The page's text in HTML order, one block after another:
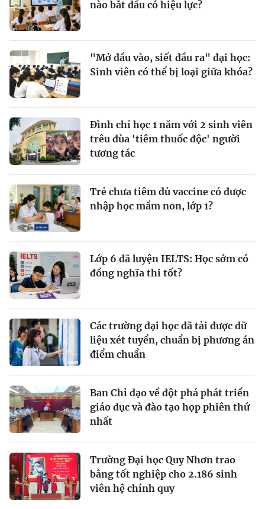
nào bắt đầu có hiệu lực?
"Mở đầu vào, siết đầu ra" đại học:
Sinh viên có thể bị loại giữa khóa?
Đình chỉ học 1 năm với 2 sinh viên
trêu đùa 'tiêm thuốc độc' người
tương tác
Trẻ chưa tiêm đủ vaccine có được
nhập học mầm non, lớp 1?
Lớp 6 đã luyện IELTS: Học sớm có
đồng nghĩa thi tốt?
Các trường đại học đã tải được dữ
liệu xét tuyển, chuẩn bị phương án
điểm chuẩn
Ban Chỉ đạo về đột phá phát triển
giáo dục và đào tạo họp phiên thứ
nhất
Trường Đại học Quy Nhơn trao
bằng tốt nghiệp cho 2.186 sinh
viên hệ chính quy